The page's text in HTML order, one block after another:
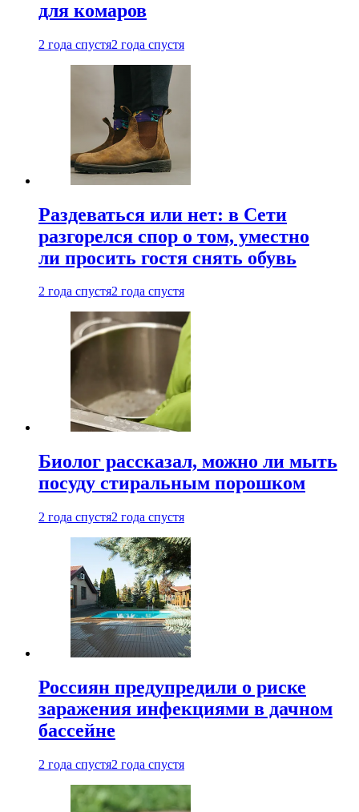
для комаров
2 года спустя2 года спустя
Раздеваться или нет: в Сети
разгорелся спор о том, уместно
ли просить гостя снять обувь
2 года спустя2 года спустя
Биолог рассказал, можно ли мыть
посуду стиральным порошком
2 года спустя2 года спустя
Россиян предупредили о риске
заражения инфекциями в дачном
бассейне
2 года спустя2 года спустя